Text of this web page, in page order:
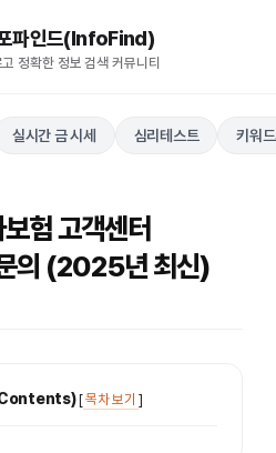
파인드(InfoFind)​​​​
고 정확한 정보 검색 커뮤니티
실시간 금 시세 심리테스트 키워
험 고객센터
의 (2025년 최신)
Contents)[목차 보기 ]